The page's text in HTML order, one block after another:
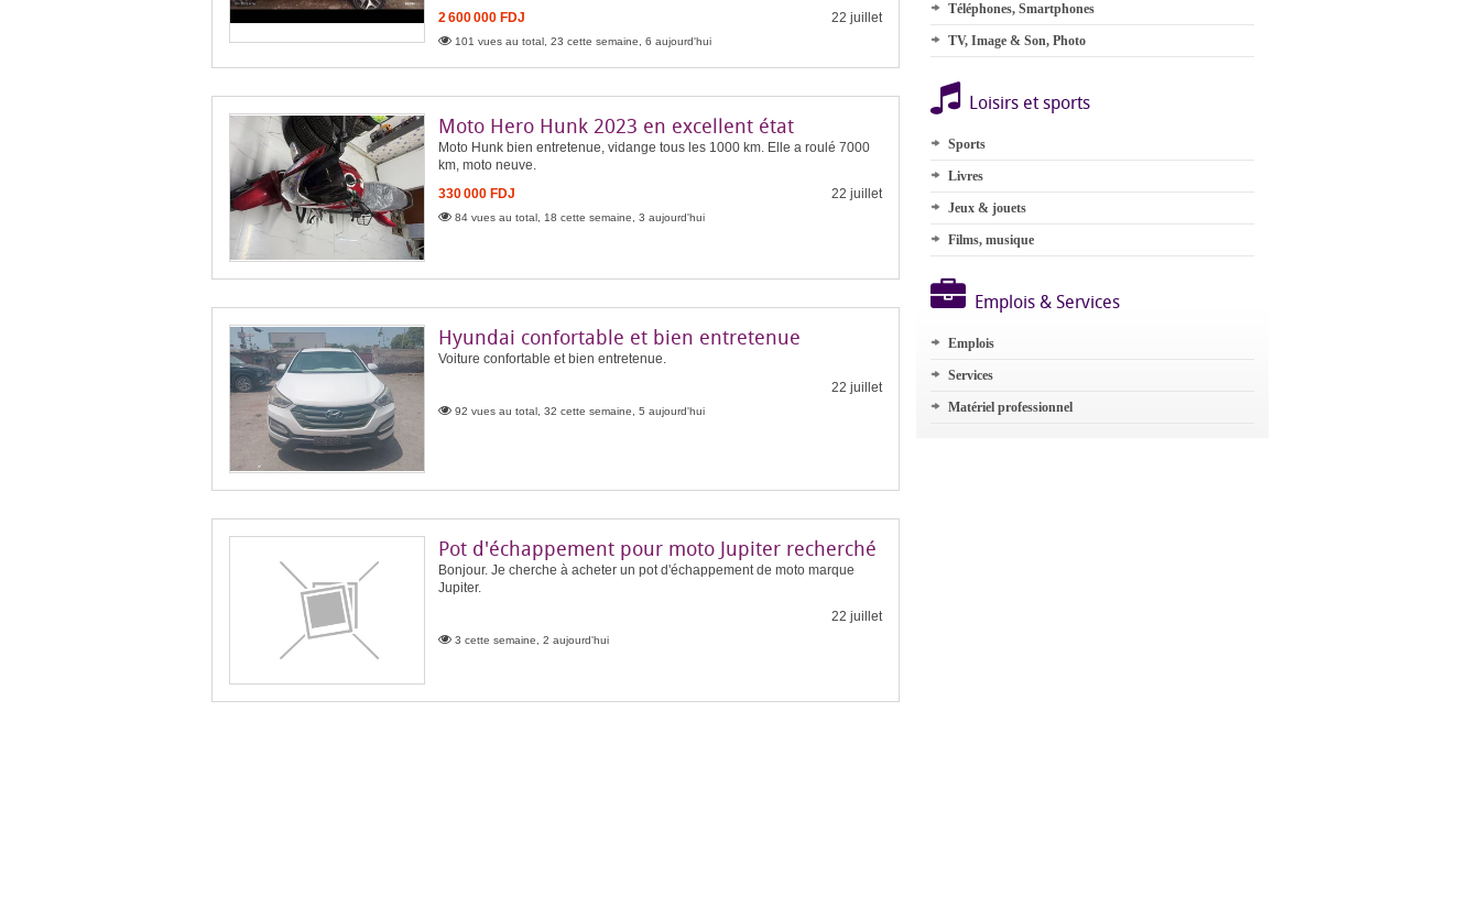
2 600 000 FDJ
22 juillet
101 vues au total, 23 cette semaine, 6 aujourd'hui
Moto Hero Hunk 2023 en excellent état
Moto Hunk bien entretenue, vidange tous les 1000 km. Elle a roulé 7000
km, moto neuve.
330 000 FDJ
22 juillet
84 vues au total, 18 cette semaine, 3 aujourd'hui
Hyundai confortable et bien entretenue
Voiture confortable et bien entretenue.
22 juillet
92 vues au total, 32 cette semaine, 5 aujourd'hui
Pot d'échappement pour moto Jupiter recherché
Bonjour. Je cherche à acheter un pot d'échappement de moto marque
Jupiter.
22 juillet
3 cette semaine, 2 aujourd'hui
Téléphones, Smartphones
TV, Image & Son, Photo
Loisirs et sports
Sports
Livres
Jeux & jouets
Films, musique
Emplois & Services
Emplois
Services
Matériel professionnel